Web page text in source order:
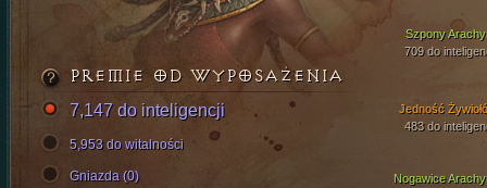
Szpony
709 do
Nogawice
Jedność
483 do
PREMIE OD WYPOSAŻENIA
7,147 do inteligencji
5,953 do witalności
Gniazda (0)